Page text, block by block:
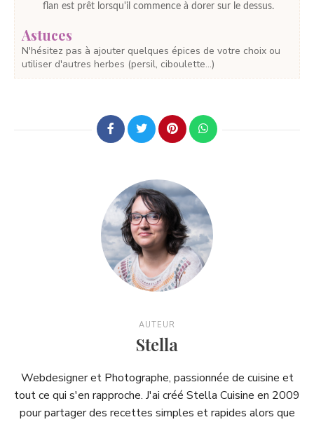
flan est prêt lorsqu'il commence à dorer sur le dessus.
Astuces
N'hésitez pas à ajouter quelques épices de votre choix ou
utiliser d'autres herbes (persil, ciboulette...)
AUTEUR
Stella
Webdesigner et Photographe, passionnée de cuisine et
tout ce qui s'en rapproche. J'ai créé Stella Cuisine en 2009
pour partager des recettes simples et rapides alors que